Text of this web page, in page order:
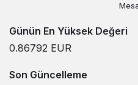
Günün En Yüksek Değeri
0.86792 EUR
Son Güncelleme